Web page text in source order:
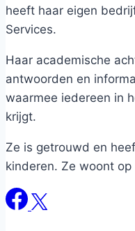
heeft haar eigen
Services.
Haar academische
antwoorden en
waarmee iedereen in
krijgt.
Ze is getrouwd en
kinderen. Ze woont